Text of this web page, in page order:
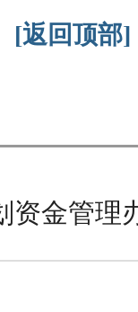
[返回顶部]
资金管理